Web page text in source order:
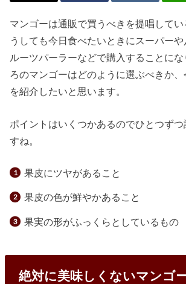
マンゴーは通販で買うべきを提唱して
うしても今日食べたいときにスーパー
ルーツパーラーなどで購入することに
ろのマンゴーはどのように選ぶべきか
を紹介したいと思います。
ポイントはいくつかあるのでひとつずつ
すね。
果皮にツヤがあること
果皮の色が鮮やかあること
果実の形がふっくらとしているもの
絶対に美味しくないマンゴ